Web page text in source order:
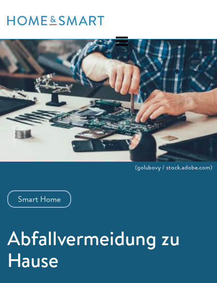
to
Smart Home
Abfallvermeidung zu
Hause
(golubovy / stock.adobe.com)